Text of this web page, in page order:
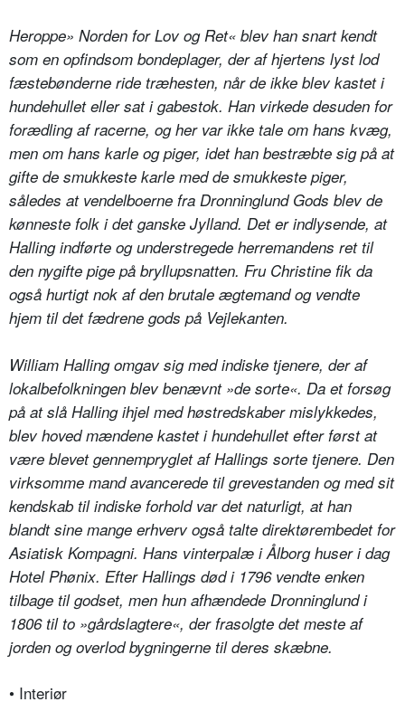
Heroppe» Norden for Lov og Ret« blev han snart kendt
som en opfindsom bondeplager, der af hjertens lyst lod
fæstebønderne ride træhesten, når de ikke blev kastet i
hundehullet eller sat i gabestok. Han virkede desuden for
forædling af racerne, og her var ikke tale om hans kvæg,
men om hans karle og piger, idet han bestræbte sig på at
gifte de smukkeste karle med de smukkeste piger,
således at vendelboerne fra Dronninglund Gods blev de
kønneste folk i det ganske Jylland. Det er indlysende, at
Halling indførte og understregede herremandens ret til
den nygifte pige på bryllupsnatten. Fru Christine fik da
også hurtigt nok af den brutale ægtemand og vendte
hjem til det fædrene gods på Vejlekanten.
William Halling omgav sig med indiske tjenere, der af
lokalbefolkningen blev benævnt »de sorte«. Da et forsøg
på at slå Halling ihjel med høstredskaber mislykkedes,
blev hoved mændene kastet i hundehullet efter først at
være blevet gennempryglet af Hallings sorte tjenere. Den
virksomme mand avancerede til grevestanden og med sit
kendskab til indiske forhold var det naturligt, at han
blandt sine mange erhverv også talte direktørembedet for
Asiatisk Kompagni. Hans vinterpalæ i Ålborg huser i dag
Hotel Phønix. Efter Hallings død i 1796 vendte enken
tilbage til godset, men hun afhændede Dronninglund i
1806 til to »gårdslagtere«, der frasolgte det meste af
jorden og overlod bygningerne til deres skæbne.
• Interiør